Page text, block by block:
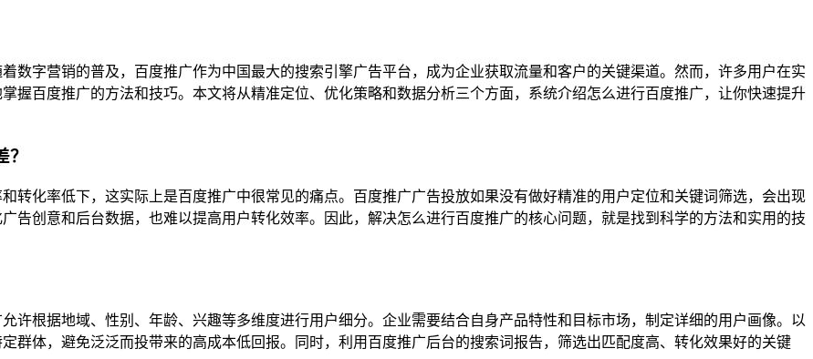
数字营销的普及，百度推广作为中国最大的搜索引擎广告平台，成为企业获取流量和客户的关键渠道。然而，许多用户在实
握百度推广的方法和技巧。本文将从精准定位、优化策略和数据分析三个方面，系统介绍怎么进行百度推广，让你快速提升
转化率低下，这实际上是百度推广中很常见的痛点。百度推广广告投放如果没有做好精准的用户定位和关键词筛选，会出现
告创意和后台数据，也难以提高用户转化效率。因此，解决怎么进行百度推广的核心问题，就是找到科学的方法和实用的技
许根据地域、性别、年龄、兴趣等多维度进行用户细分。企业需要结合自身产品特性和目标市场，制定详细的用户画像。以
群体，避免泛泛而投带来的高成本低回报。同时，利用百度推广后台的搜索词报告，筛选出匹配度高、转化效果好的关键